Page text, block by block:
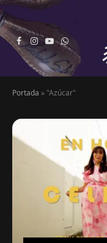
Facebook
Instagram
YouTubeWhatsApp
Portada » "Azúcar"